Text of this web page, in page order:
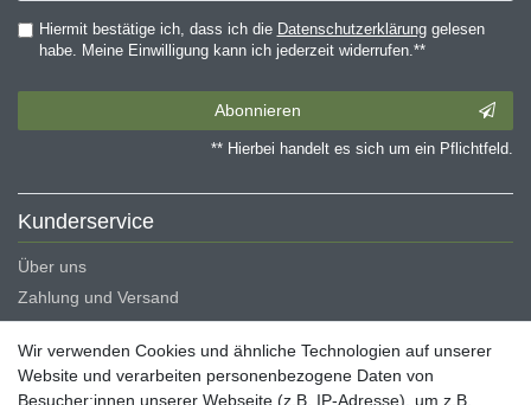
Hiermit bestätige ich, dass ich die Daten­schutz­erklärunggelesen
habe. Meine Einwilligung kann ich jederzeit widerrufen.**
Abonnieren
** Hierbei handelt es sich um ein Pflichtfeld.
Kunderservice
Über uns
Zahlung und Versand
Blog
Wir verwenden Cookies und ähnliche Technologien auf unserer
Website und verarbeiten personenbezogene Daten von
Besucher:innen unserer Webseite (z.B. IP-Adresse), um z.B.